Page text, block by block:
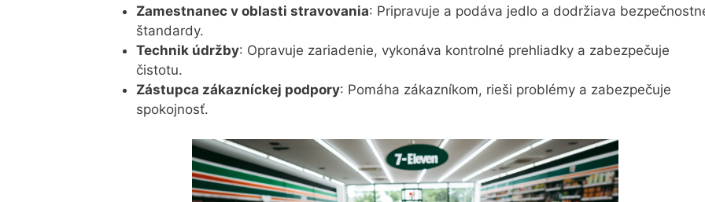
Zamestnanec v oblasti stravovania: Pripravuje a podáva jedlo a dodržiava
štandardy.
Technik údržby: Opravuje zariadenie, vykonáva kontrolné prehliadky a zabezpečuje
čistotu.
Zástupca zákazníckej podpory: Pomáha zákazníkom, rieši problémy a zabezpečuje
spokojnosť.